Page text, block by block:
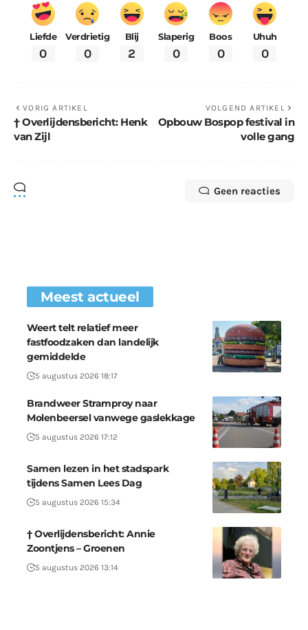
Liefde
0
Verdrietig
0
Blij
2
Slaperig
0
Boos
0
Uhuh
0
VORIG ARTIKEL
† Overlijdensbericht: Henk
van Zijl
VOLGEND ARTIKEL
Opbouw Bospop festival in
volle gang
Geen reacties
Meest actueel
Weert telt relatief meer
fastfoodzaken dan landelijk
gemiddelde
5 augustus 2026 18:17
Brandweer Stramproy naar
Molenbeersel vanwege gaslekkage
5 augustus 2026 17:12
Samen lezen in het stadspark
tijdens Samen Lees Dag
5 augustus 2026 15:34
† Overlijdensbericht: Annie
Zoontjens – Groenen
5 augustus 2026 13:14